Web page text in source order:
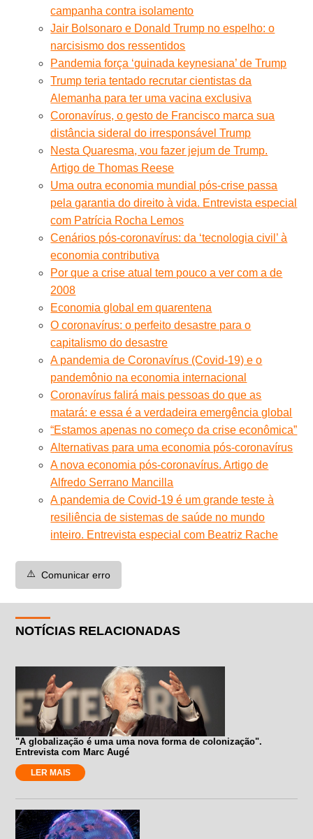
campanha contra isolamento
Jair Bolsonaro e Donald Trump no espelho: o
narcisismo dos ressentidos
Pandemia força ‘guinada keynesiana’ de Trump
Trump teria tentado recrutar cientistas da
Alemanha para ter uma vacina exclusiva
Coronavírus, o gesto de Francisco marca sua
distância sideral do irresponsável Trump
Nesta Quaresma, vou fazer jejum de Trump.
Artigo de Thomas Reese
Uma outra economia mundial pós-crise passa
pela garantia do direito à vida. Entrevista especial
com Patrícia Rocha Lemos
Cenários pós-coronavírus: da ‘tecnologia civil’ à
economia contributiva
Por que a crise atual tem pouco a ver com a de
2008
Economia global em quarentena
O coronavírus: o perfeito desastre para o
capitalismo do desastre
A pandemia de Coronavírus (Covid-19) e o
pandemônio na economia internacional
Coronavírus falirá mais pessoas do que as
matará: e essa é a verdadeira emergência global
“Estamos apenas no começo da crise econômica”
Alternativas para uma economia pós-coronavírus
A nova economia pós-coronavírus. Artigo de
Alfredo Serrano Mancilla
A pandemia de Covid-19 é um grande teste à
resiliência de sistemas de saúde no mundo
inteiro. Entrevista especial com Beatriz Rache
⚠️ Comunicar erro
NOTÍCIAS RELACIONADAS
"A globalização é uma uma nova forma de colonização".
Entrevista com Marc Augé
LER MAIS